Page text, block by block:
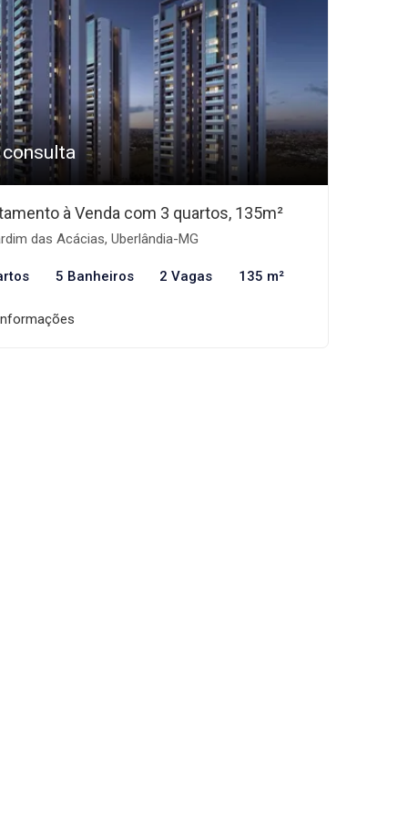
consulta
à Venda com 3 quartos, 135m²
das Acácias, Uberlândia-MG
5 Banheiros 2 Vagas 135 m²